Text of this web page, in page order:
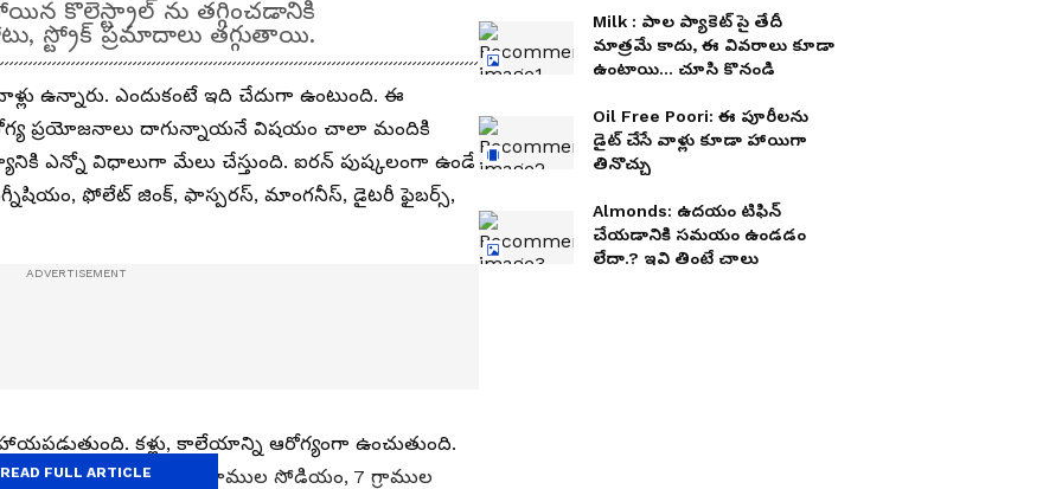
కొలెస్ట్రాల్ ను తగ్గించడానికి
స్ట్రోక్ ప్రమాదాలు తగ్గుతాయి.
ఉన్నారు. ఎందుకంటే ఇది చేదుగా ఉంటుంది. ఈ
ప్రయోజనాలు దాగున్నాయనే విషయం చాలా మందికి
ఎన్నో విధాలుగా మేలు చేస్తుంది. ఐరన్ పుష్కలంగా ఉండే
ఫోలేట్ జింక్, ఫాస్పరస్, మాంగనీస్, డైటరీ ఫైబర్స్,
కళ్లు, కాలేయాన్ని ఆరోగ్యంగా ఉంచుతుంది.
13 కేలరీలు, 602 మిల్లీగ్రాముల సోడియం, 7 గ్రాముల
READ FULL ARTICLE
Milk : పాల ప్యాకెట్ పై తేదీ
మాత్రమే కాదు, ఈ వివరాలు కూడా
ఉంటాయి... చూసి కొనండి
Oil Free Poori: ఈ పూరీలను
డైట్ చేసే వాళ్లు కూడా హాయిగా
తినొచ్చు
Almonds: ఉద‌యం టిఫిన్
చేయ‌డానికి స‌మ‌యం ఉండ‌డం
లేదా.? ఇవి తింటే చాలు